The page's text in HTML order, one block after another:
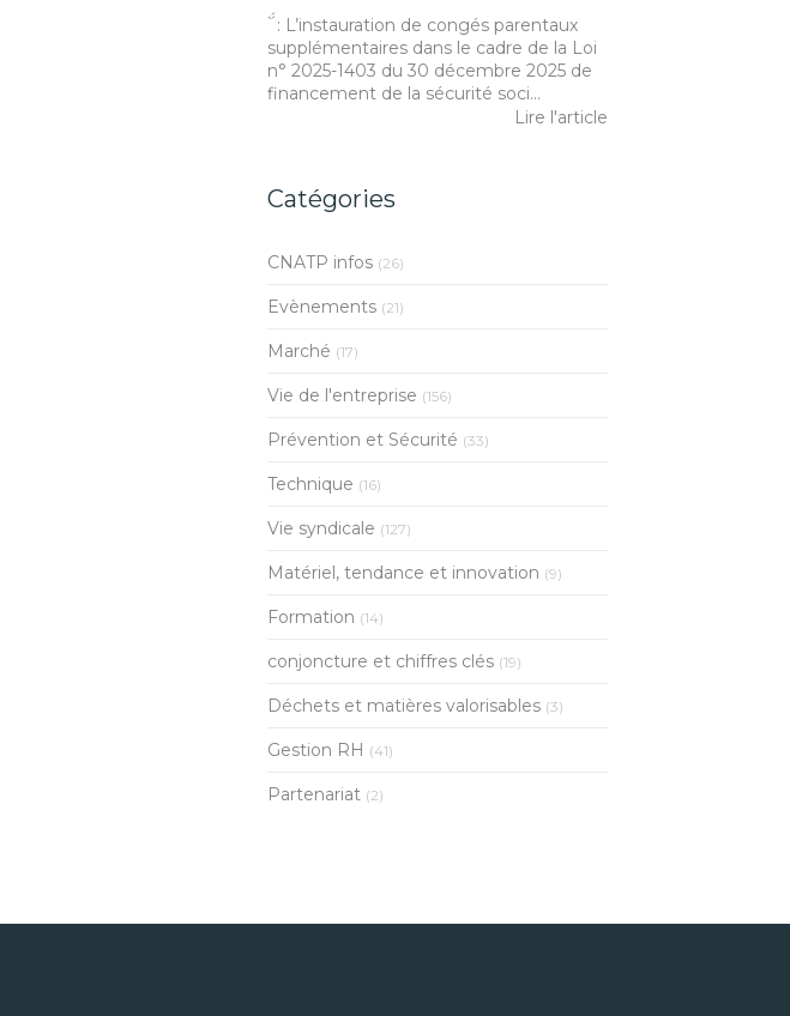
́́ ̀ : L’instauration de congés parentaux
supplémentaires dans le cadre de la Loi
n° 2025-1403 du 30 décembre 2025 de
financement de la sécurité soci...
Lire l'article
Catégories
CNATP infos (26)
Evènements (21)
Marché (17)
Vie de l'entreprise (156)
Prévention et Sécurité (33)
Technique (16)
Vie syndicale (127)
Matériel, tendance et innovation (9)
Formation (14)
conjoncture et chiffres clés (19)
Déchets et matières valorisables (3)
Gestion RH (41)
Partenariat (2)